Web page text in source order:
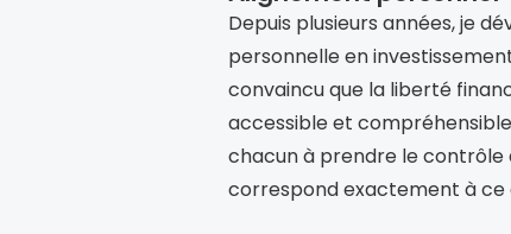
Depuis plusieurs années, je
personnelle en
convaincu que la liberté
accessible et
chacun à prendre le
correspond exactement à ce